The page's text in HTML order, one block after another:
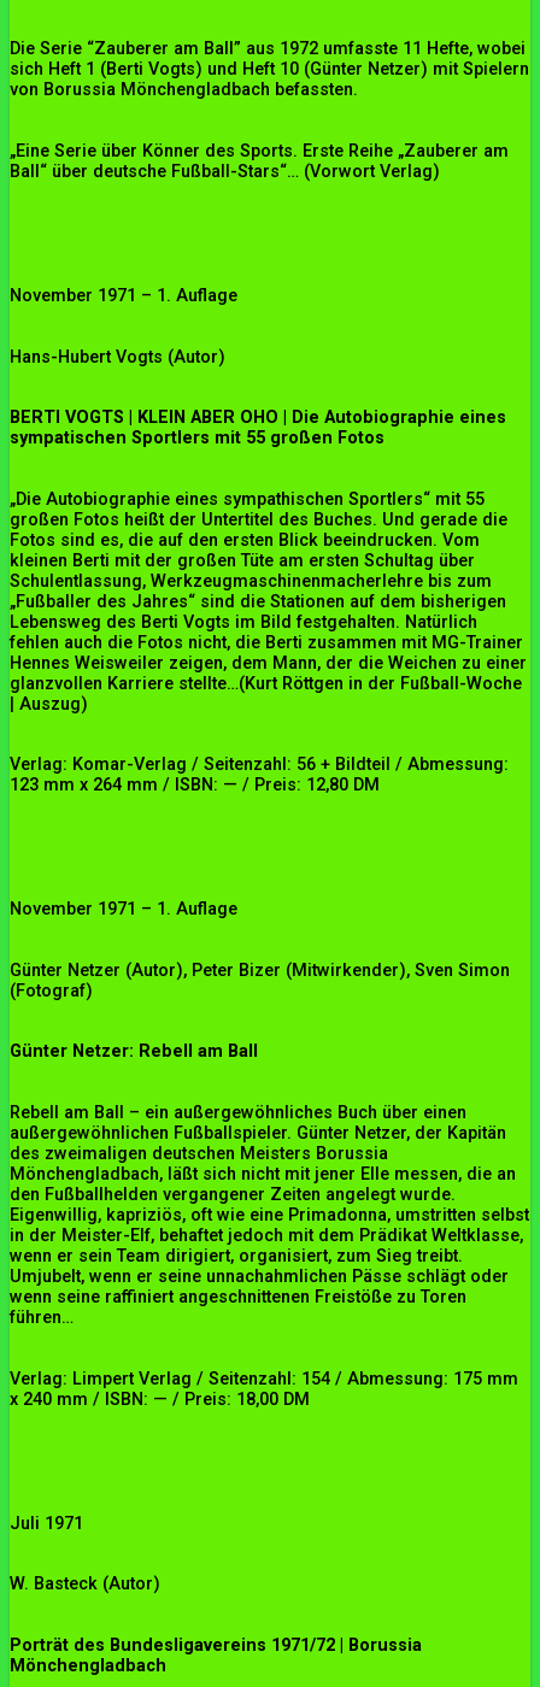
Die Serie “Zauberer am Ball” aus 1972 umfasste 11 Hefte, wobei
sich Heft 1 (Berti Vogts) und Heft 10 (Günter Netzer) mit Spielern
von Borussia Mönchengladbach befassten.
„Eine Serie über Könner des Sports. Erste Reihe „Zauberer am
Ball“ über deutsche Fußball-Stars“… (Vorwort Verlag)
November 1971 – 1. Auflage
Hans-Hubert Vogts (Autor)
BERTI VOGTS | KLEIN ABER OHO | Die Autobiographie eines
sympatischen Sportlers mit 55 großen Fotos
„Die Autobiographie eines sympathischen Sportlers“ mit 55
großen Fotos heißt der Untertitel des Buches. Und gerade die
Fotos sind es, die auf den ersten Blick beeindrucken. Vom
kleinen Berti mit der großen Tüte am ersten Schultag über
Schulentlassung, Werkzeugmaschinenmacherlehre bis zum
„Fußballer des Jahres“ sind die Stationen auf dem bisherigen
Lebensweg des Berti Vogts im Bild festgehalten. Natürlich
fehlen auch die Fotos nicht, die Berti zusammen mit MG-Trainer
Hennes Weisweiler zeigen, dem Mann, der die Weichen zu einer
glanzvollen Karriere stellte…(Kurt Röttgen in der Fußball-Woche
| Auszug)
Verlag: Komar-Verlag / Seitenzahl: 56 + Bildteil / Abmessung:
123 mm x 264 mm / ISBN: — / Preis: 12,80 DM
November 1971 – 1. Auflage
Günter Netzer (Autor), Peter Bizer (Mitwirkender), Sven Simon
(Fotograf)
Günter Netzer: Rebell am Ball
Rebell am Ball – ein außergewöhnliches Buch über einen
außergewöhnlichen Fußballspieler. Günter Netzer, der Kapitän
des zweimaligen deutschen Meisters Borussia
Mönchengladbach, läßt sich nicht mit jener Elle messen, die an
den Fußballhelden vergangener Zeiten angelegt wurde.
Eigenwillig, kapriziös, oft wie eine Primadonna, umstritten selbst
in der Meister-Elf, behaftet jedoch mit dem Prädikat Weltklasse,
wenn er sein Team dirigiert, organisiert, zum Sieg treibt.
Umjubelt, wenn er seine unnachahmlichen Pässe schlägt oder
wenn seine raffiniert angeschnittenen Freistöße zu Toren
führen…
Verlag: Limpert Verlag / Seitenzahl: 154 / Abmessung: 175 mm
x 240 mm / ISBN: — / Preis: 18,00 DM
Juli 1971
W. Basteck (Autor)
Porträt des Bundesligavereins 1971/72 | Borussia
Mönchengladbach